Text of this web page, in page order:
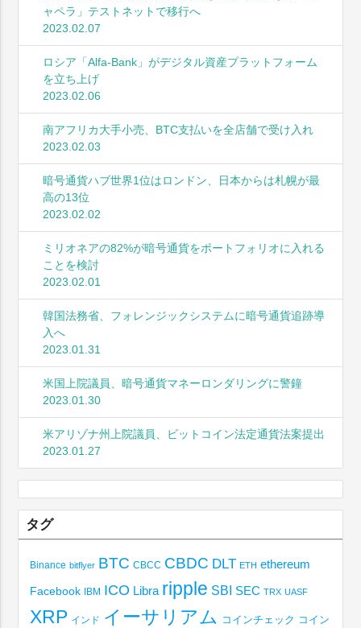
ャペラ」テストネットで移行へ
2023.02.07
ロシア「Alfa-Bank」がデジタル資産プラットフォーム
を立ち上げ
2023.02.06
南アフリカ大手小売、BTC支払いを全店舗で受け入れ
2023.02.03
暗号通貨ハブ世界1位はロンドン、日本からは札幌が最
高の13位
2023.02.02
ミリオネアの82%が暗号通貨をポートフォリオに入れる
ことを検討
2023.02.01
韓国法務省、フォレンジックシステムに暗号通貨追跡導
入へ
2023.01.31
米国上院議員、暗号通貨マネーロンダリングに警鐘
2023.01.30
米アリゾナ州上院議員、ビットコイン法定通貨法案提出
2023.01.27
タグ
Binance bitflyer BTC CBCC CBDC DLT ETH ethereum
Facebook IBM ICO Libra ripple SBI SEC TRX UASF
XRP インド イーサリアム コインチェック コイン